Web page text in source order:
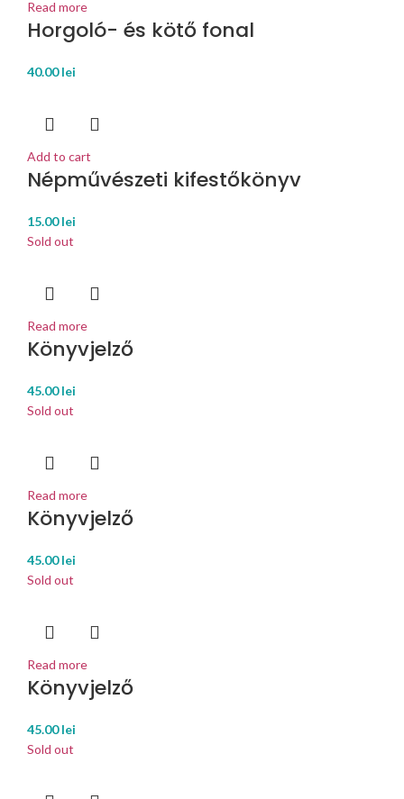
Read more
Horgoló- és kötő fonal
40.00lei
Add to cart
Népművészeti kifestőkönyv
15.00lei
Sold out
Read more
Könyvjelző
45.00lei
Sold out
Read more
Könyvjelző
45.00lei
Sold out
Read more
Könyvjelző
45.00lei
Sold out